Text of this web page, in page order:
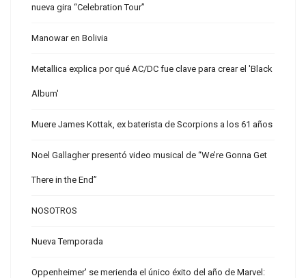
nueva gira “Celebration Tour”
Manowar en Bolivia
Metallica explica por qué AC/DC fue clave para crear el 'Black
Album'
Muere James Kottak, ex baterista de Scorpions a los 61 años
Noel Gallagher presentó video musical de “We’re Gonna Get
There in the End”
NOSOTROS
Nueva Temporada
Oppenheimer' se merienda el único éxito del año de Marvel: